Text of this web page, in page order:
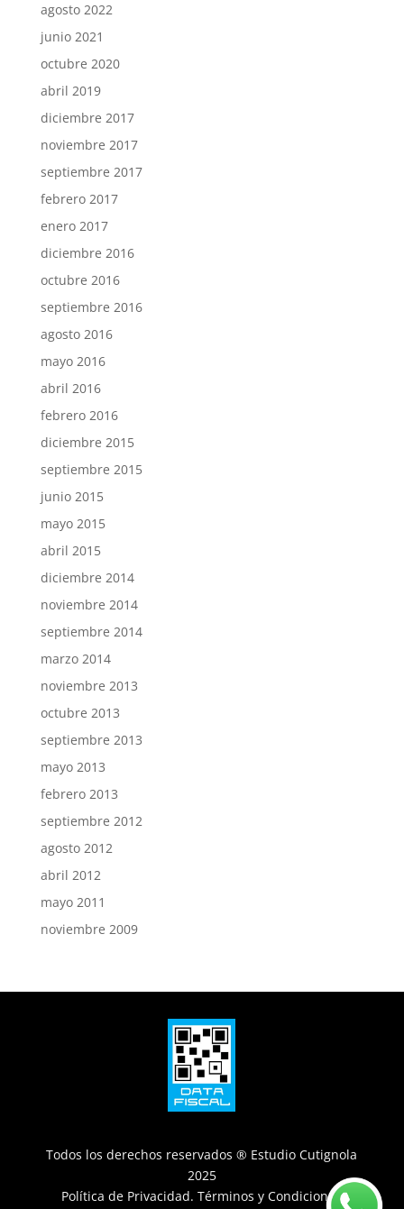
agosto 2022
junio 2021
octubre 2020
abril 2019
diciembre 2017
noviembre 2017
septiembre 2017
febrero 2017
enero 2017
diciembre 2016
octubre 2016
septiembre 2016
agosto 2016
mayo 2016
abril 2016
febrero 2016
diciembre 2015
septiembre 2015
junio 2015
mayo 2015
abril 2015
diciembre 2014
noviembre 2014
septiembre 2014
marzo 2014
noviembre 2013
octubre 2013
septiembre 2013
mayo 2013
febrero 2013
septiembre 2012
agosto 2012
abril 2012
mayo 2011
noviembre 2009
Todos los derechos reservados ® Estudio Cutignola
2025
Política de Privacidad.Términos y Condiciones